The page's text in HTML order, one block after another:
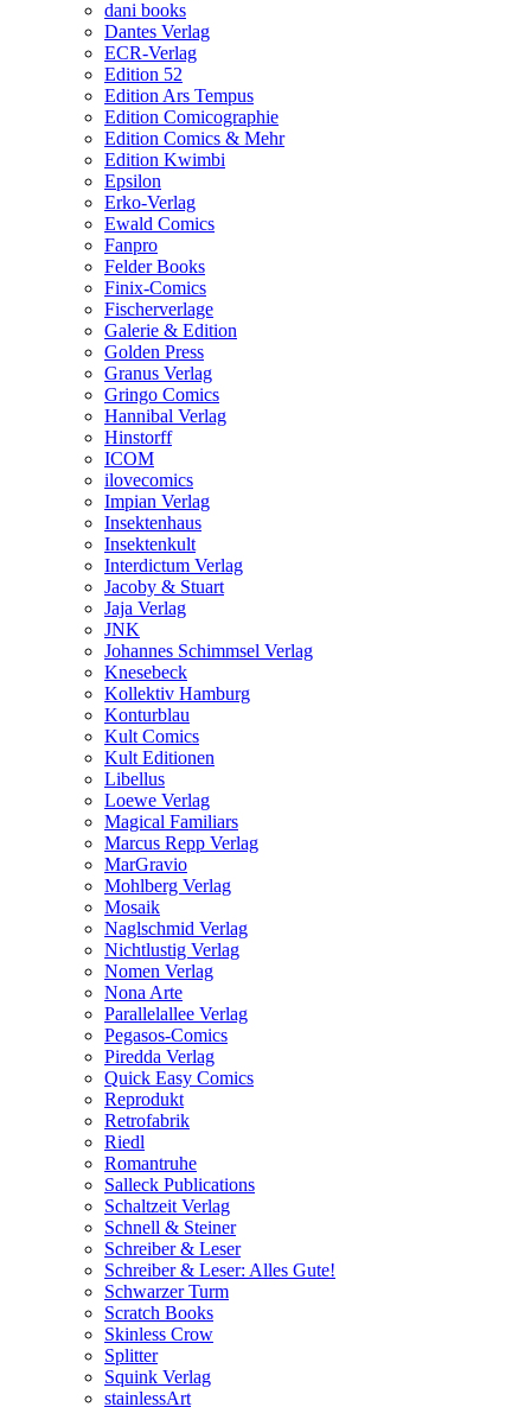
dani books
Dantes Verlag
ECR-Verlag
Edition 52
Edition Ars Tempus
Edition Comicographie
Edition Comics & Mehr
Edition Kwimbi
Epsilon
Erko-Verlag
Ewald Comics
Fanpro
Felder Books
Finix-Comics
Fischerverlage
Galerie & Edition
Golden Press
Granus Verlag
Gringo Comics
Hannibal Verlag
Hinstorff
ICOM
ilovecomics
Impian Verlag
Insektenhaus
Insektenkult
Interdictum Verlag
Jacoby & Stuart
Jaja Verlag
JNK
Johannes Schimmsel Verlag
Knesebeck
Kollektiv Hamburg
Konturblau
Kult Comics
Kult Editionen
Libellus
Loewe Verlag
Magical Familiars
Marcus Repp Verlag
MarGravio
Mohlberg Verlag
Mosaik
Naglschmid Verlag
Nichtlustig Verlag
Nomen Verlag
Nona Arte
Parallelallee Verlag
Pegasos-Comics
Piredda Verlag
Quick Easy Comics
Reprodukt
Retrofabrik
Riedl
Romantruhe
Salleck Publications
Schaltzeit Verlag
Schnell & Steiner
Schreiber & Leser
Schreiber & Leser: Alles Gute!
Schwarzer Turm
Scratch Books
Skinless Crow
Splitter
Squink Verlag
stainlessArt